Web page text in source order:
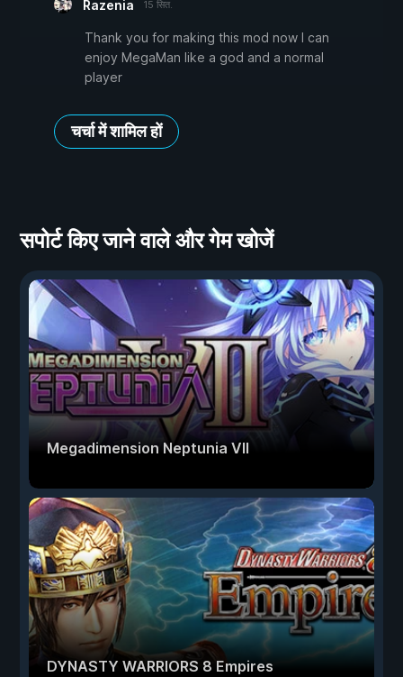
Razenia 15 सित.
Thank you for making this mod now I can
enjoy MegaMan like a god and a normal
player
चर्चा में शामिल हों
सपोर्ट किए जाने वाले और गेम खोजें
Megadimension Neptunia VII
DYNASTY WARRIORS 8 Empires